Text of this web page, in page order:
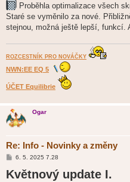
Proběhla optimalizace všech
Staré se vyměnilo za nové.
stejnou, možná ještě lepší, funkcí.
ROZCESTNÍK PRO NOVÁČKY
NWN:EE EQ 5
ÚČET Equilibrie
Ogar
Re: Info - Novinky a změny
P
í
s
6. 5. 2025 7.28
Květnový update I.